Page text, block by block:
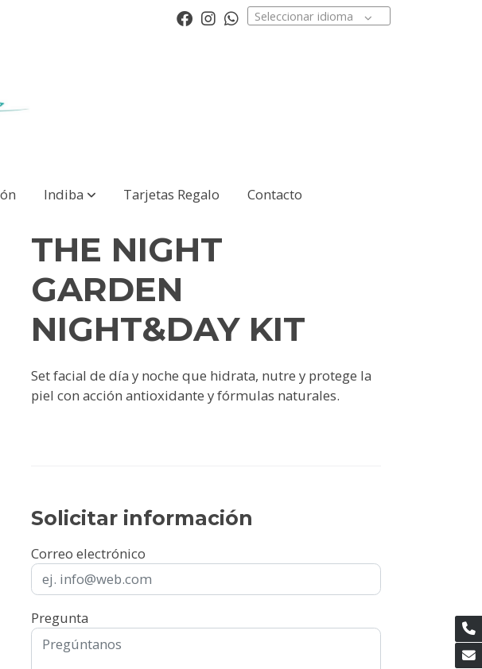
Seleccionar idioma
Indiba Tarjetas Regalo Contacto
THE NIGHT
GARDEN
NIGHT&DAY KIT
Set facial de día y noche que hidrata, nutre y protege la
piel con acción antioxidante y fórmulas naturales.
Solicitar información
Correo electrónico
Pregunta